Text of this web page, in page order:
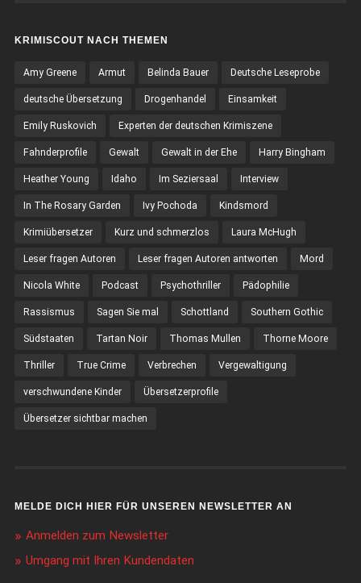
KRIMISCOUT NACH THEMEN
Amy Greene Armut Belinda Bauer Deutsche Leseprobe
deutsche Übersetzung Drogenhandel Einsamkeit
Emily Ruskovich Experten der deutschen Krimiszene
Fahnderprofile Gewalt Gewalt in der Ehe Harry Bingham
Heather Young Idaho Im Seziersaal Interview
In The Rosary Garden Ivy Pochoda Kindsmord
Krimiübersetzer Kurz und schmerzlos Laura McHugh
Leser fragen Autoren Leser fragen Autoren antworten Mord
Nicola White Podcast Psychothriller Pädophilie
Rassismus Sagen Sie mal Schottland Southern Gothic
Südstaaten Tartan Noir Thomas Mullen Thorne Moore
Thriller True Crime Verbrechen Vergewaltigung
verschwundene Kinder Übersetzerprofile
Übersetzer sichtbar machen
MELDE DICH HIER FÜR UNSEREN NEWSLETTER AN
Anmelden zum Newsletter
Umgang mit Ihren Kundendaten